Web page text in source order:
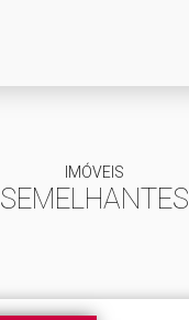
IMÓVEIS
SEMELHANTES